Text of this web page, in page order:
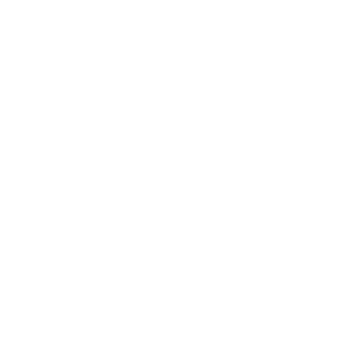
het beheer. Er